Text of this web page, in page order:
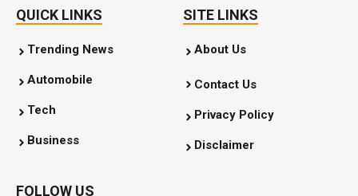
QUICK LINKS
Trending News
Automobile
Tech
Business
SITE LINKS
About Us
Contact Us
Privacy Policy
Disclaimer
FOLLOW US